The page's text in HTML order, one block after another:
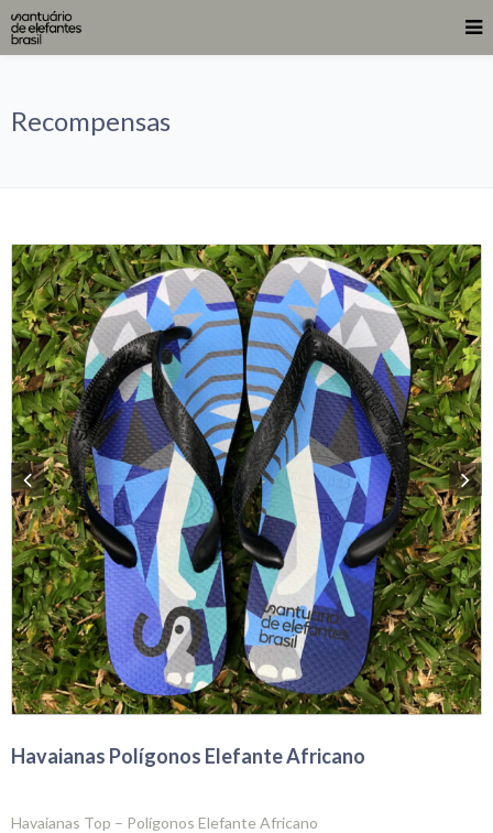
Recompensas
Havaianas Polígonos Elefante Africano
Havaianas Top – Polígonos Elefante Africano